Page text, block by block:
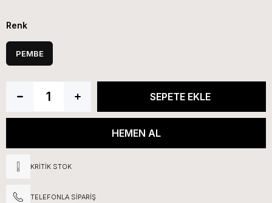
Renk
PEMBE
KRITIK STOK
TELEFONLA SIPARIŞ